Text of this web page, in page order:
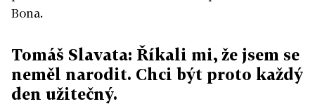
Bona.
Tomáš Slavata: Říkali mi, že jsem se
neměl narodit. Chci být proto každý
den užitečný.